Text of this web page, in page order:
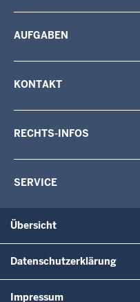
AUFGABEN
KONTAKT
RECHTS-INFOS
SERVICE
Übersicht
Datenschutzerklärung
Impressum